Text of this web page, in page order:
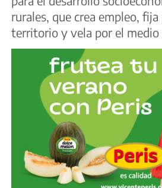
rurales, que crea empleo,
territorio y vela por el medio